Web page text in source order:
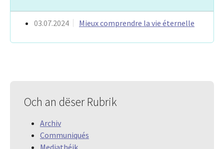
03.07.2024 Mieux comprendre la vie éternelle
Och an dëser Rubrik
Archiv
Communiqués